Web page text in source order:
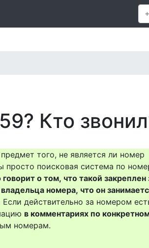
Кто
того, не является ли номер
просто поисковая система по
о том, что такой закреплен
номера, что он
Если действительно за номером
в комментариях по
номерам.